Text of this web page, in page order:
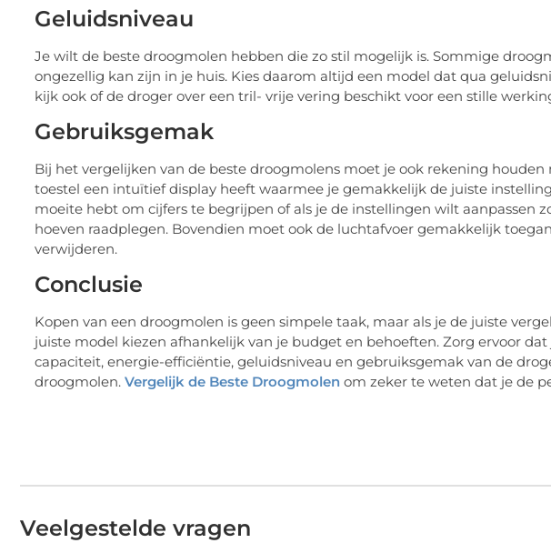
Geluidsniveau
Je wilt de beste droogmolen hebben die zo stil mogelijk is. Sommige
ongezellig kan zijn in je huis. Kies daarom altijd een model dat qua
kijk ook of de droger over een tril- vrije vering beschikt voor een stille
Gebruiksgemak
Bij het vergelijken van de beste droogmolens moet je ook rekening
toestel een intuïtief display heeft waarmee je gemakkelijk de juiste
moeite hebt om cijfers te begrijpen of als je de instellingen wilt aanpassen
hoeven raadplegen. Bovendien moet ook de luchtafvoer gemakkelijk
verwijderen.
Conclusie
Kopen van een droogmolen is geen simpele taak, maar als je de juiste
juiste model kiezen afhankelijk van je budget en behoeften. Zorg ervoor
capaciteit, energie-efficiëntie, geluidsniveau en gebruiksgemak van de
droogmolen. Vergelijk de Beste Droogmolen om zeker te weten dat je de
Veelgestelde vragen